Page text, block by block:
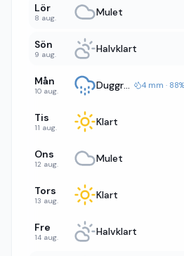
Lör
8 aug. Mulet
Sön
9 aug. Halvklart
Mån
10 aug. Duggregn 4 mm · 88%
Tis
11 aug. Klart
Ons
12 aug. Mulet
Tors
13 aug. Klart
Fre
14 aug. Halvklart